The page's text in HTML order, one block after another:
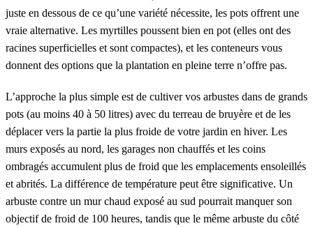
juste en dessous de ce qu’une variété nécessite, les pots offrent une
vraie alternative. Les myrtilles poussent bien en pot (elles ont des
racines superficielles et sont compactes), et les conteneurs vous
donnent des options que la plantation en pleine terre n’offre pas.
L’approche la plus simple est de cultiver vos arbustes dans de grands
pots (au moins 40 à 50 litres) avec du terreau de bruyère et de les
déplacer vers la partie la plus froide de votre jardin en hiver. Les
murs exposés au nord, les garages non chauffés et les coins
ombragés accumulent plus de froid que les emplacements ensoleillés
et abrités. La différence de température peut être significative. Un
arbuste contre un mur chaud exposé au sud pourrait manquer son
objectif de froid de 100 heures, tandis que le même arbuste du côté